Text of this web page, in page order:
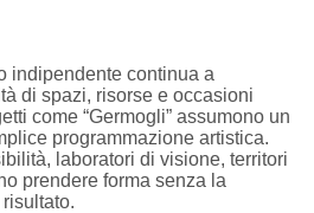
indipendente continua a
di spazi, risorse e occasioni
come “Germogli” assumono un
programmazione artistica.
laboratori di visione, territori
prendere forma senza la